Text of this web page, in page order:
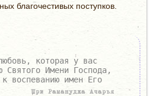
благочестивых поступков.
которая у вас
Святого Имени Господа,
воспеванию имен Его
Шри Рамануджа Ачарья